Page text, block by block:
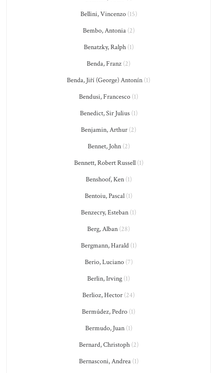
Bellini, Vincenzo(15)
Bembo, Antonia(2)
Benatzky, Ralph(1)
Benda, Franz (2)
Benda, Jiří (George) Antonín (1)
Bendusi, Francesco (1)
Benedict, Sir Julius(1)
Benjamin, Arthur (2)
Bennet, John(2)
Bennett, Robert Russell(1)
Benshoof, Ken(1)
Bentoiu, Pascal (1)
Benzecry, Esteban (1)
Berg, Alban (28)
Bergmann, Harald(1)
Berio, Luciano(7)
Berlin, Irving (1)
Berlioz, Hector (24)
Bermúdez, Pedro (1)
Bermudo, Juan(1)
Bernard, Christoph(2)
Bernasconi, Andrea(1)